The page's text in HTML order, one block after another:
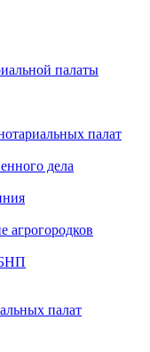
палаты
палат
дела
агрогородков
палат